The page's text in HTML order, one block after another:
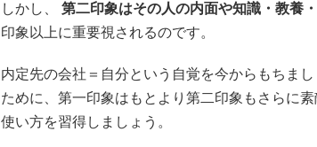
しかし、 第二印象はその人の内面や知識・教養
印象以上に重要視されるのです。
内定先の会社＝自分という自覚を今からもちま
ために、第一印象はもとより第二印象もさらに
使い方を習得しましょう。